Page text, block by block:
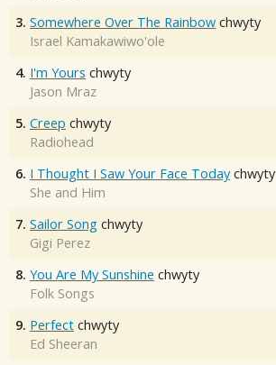
3. Somewhere Over The Rainbow chwyty
Israel Kamakawiwo'ole
4. I'm Yours chwyty
Jason Mraz
5. Creep chwyty
Radiohead
6. I Thought I Saw Your Face Today chwyty
She and Him
7. Sailor Song chwyty
Gigi Perez
8. You Are My Sunshine chwyty
Folk Songs
9. Perfect chwyty
Ed Sheeran